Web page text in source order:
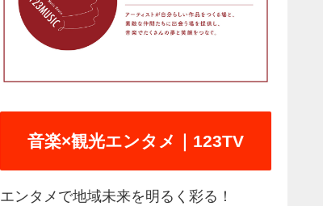
音楽×観光エンタメ｜123TV
エンタメで地域未来を明るく彩る！